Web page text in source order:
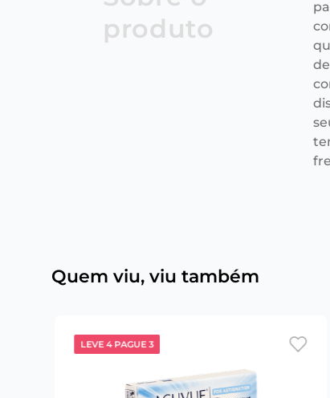
produto
Quem viu, viu também
LEVE 4 PAGUE 3